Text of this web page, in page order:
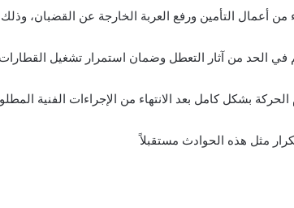
أعمال التأمين ورفع العربة الخارجة عن القضبان،
في الحد من آثار التعطل وضمان استمرار تشغيل
بشكل كامل بعد الانتهاء من الإجراءات الفنية
مثل هذه الحوادث مستقبلاً